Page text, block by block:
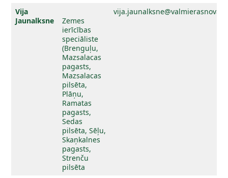
Vija
Jaunalksne
Zemes
ierīcības
speciāliste
(Brenguļu,
Mazsalacas
pagasts,
Mazsalacas
pilsēta,
Plāņu,
Ramatas
pagasts,
Sedas
pilsēta, Sēļu,
Skaņkalnes
pagasts,
Strenču
pilsēta